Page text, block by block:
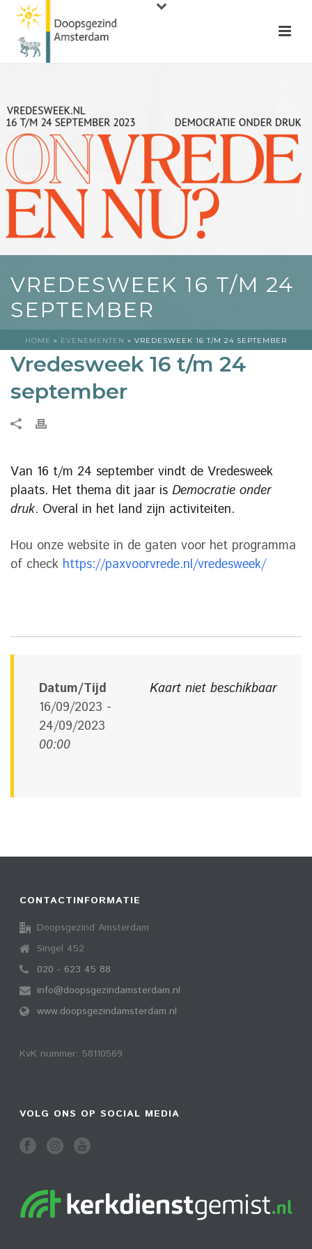
VREDESWEEK 16 T/M 24
SEPTEMBER
HOME » EVENEMENTEN » VREDESWEEK 16 T/M 24 SEPTEMBER
Vredesweek 16 t/m 24
september
Van 16 t/m 24 september vindt de Vredesweek
plaats. Het thema dit jaar is Democratie onder
druk. Overal in het land zijn activiteiten.
Hou onze website in de gaten voor het programma
of check https://paxvoorvrede.nl/vredesweek/
Kaart niet beschikbaar
Datum/Tijd
16/09/2023 -
24/09/2023
00:00
CONTACTINFORMATIE
Doopsgezind Amsterdam
Singel 452
020 - 623 45 88
info@doopsgezindamsterdam.nl
www.doopsgezindamsterdam.nl
KvK nummer: 58110569
VOLG ONS OP SOCIAL MEDIA